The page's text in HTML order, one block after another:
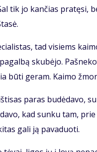
tik jo kan­čias pra­tę­si,
tad vi­siems
sku­bė­jo.
bū­ti ge­ram. Kai­mo
pa­ras bu­dė­da­vo,
kad sun­ku tam,
ga­li ją pa­va­duo­ti.